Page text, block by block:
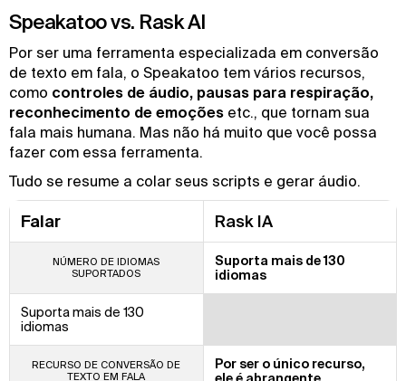
Speakatoo vs. Rask AI
Por ser uma ferramenta especializada em conversão
de texto em fala, o Speakatoo tem vários recursos,
como controles de áudio, pausas para respiração,
reconhecimento de emoções etc., que tornam sua
fala mais humana. Mas não há muito que você possa
fazer com essa ferramenta.
Tudo se resume a colar seus scripts e gerar áudio.
Falar Rask IA
NÚMERO DE IDIOMAS
SUPORTADOS
Suporta mais de 130
idiomas
Suporta mais de 130
idiomas
RECURSO DE CONVERSÃO DE
TEXTO EM FALA
Por ser o único recurso,